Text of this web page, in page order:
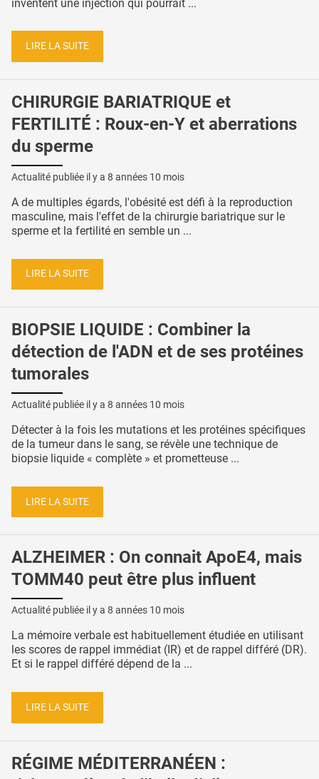
inventent une injection qui pourrait ...
LIRE LA SUITE
CHIRURGIE BARIATRIQUE et
FERTILITÉ : Roux-en-Y et aberrations
du sperme
Actualité publiée il y a 8 années 10 mois
A de multiples égards, l'obésité est défi à la reproduction
masculine, mais l'effet de la chirurgie bariatrique sur le
sperme et la fertilité en semble un ...
LIRE LA SUITE
BIOPSIE LIQUIDE : Combiner la
détection de l'ADN et de ses protéines
tumorales
Actualité publiée il y a 8 années 10 mois
Détecter à la fois les mutations et les protéines spécifiques
de la tumeur dans le sang, se révèle une technique de
biopsie liquide « complète » et prometteuse ...
LIRE LA SUITE
ALZHEIMER : On connait ApoE4, mais
TOMM40 peut être plus influent
Actualité publiée il y a 8 années 10 mois
La mémoire verbale est habituellement étudiée en utilisant
les scores de rappel immédiat (IR) et de rappel différé (DR).
Et si le rappel différé dépend de la ...
LIRE LA SUITE
RÉGIME MÉDITERRANÉEN :